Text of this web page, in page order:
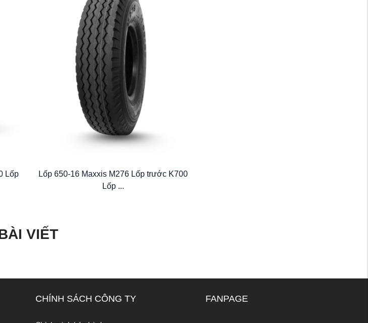
Lốp
Lốp 650-16 Maxxis M276 Lốp trước K700
Lốp ...
VIẾT
CHÍNH SÁCH CÔNG TY FANPAGE